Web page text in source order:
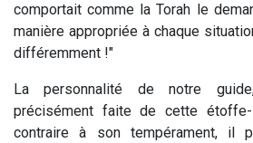
comportait comme la Torah le
manière appropriée à chaque
différemment !"
La personnalité de notre
précisément faite de cette
contraire à son tempérament, il